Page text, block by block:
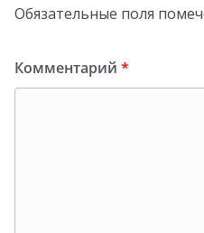
Обязательные поля
Комментарий *